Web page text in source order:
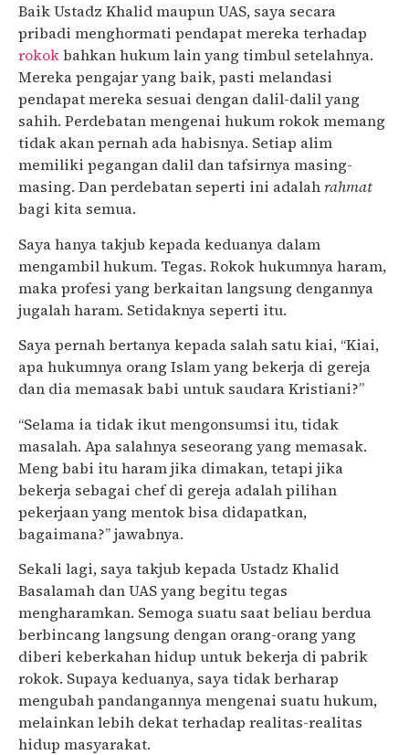
Baik Ustadz Khalid maupun UAS, saya secara
pribadi menghormati pendapat mereka terhadap
rokokbahkan hukum lain yang timbul setelahnya.
Mereka pengajar yang baik, pasti melandasi
pendapat mereka sesuai dengan dalil-dalil yang
sahih. Perdebatan mengenai hukum rokok memang
tidak akan pernah ada habisnya. Setiap alim
memiliki pegangan dalil dan tafsirnya masing-
masing. Dan perdebatan seperti ini adalahrahmat
bagi kita semua.
Saya hanya takjub kepada keduanya dalam
mengambil hukum. Tegas. Rokok hukumnya haram,
maka profesi yang berkaitan langsung dengannya
jugalah haram. Setidaknya seperti itu.
Saya pernah bertanya kepada salah satu kiai, “Kiai,
apa hukumnya orang Islam yang bekerja di gereja
dan dia memasak babi untuk saudara Kristiani?”
“Selama ia tidak ikut mengonsumsi itu, tidak
masalah. Apa salahnya seseorang yang memasak.
Meng babi itu haram jika dimakan, tetapi jika
bekerja sebagai chef di gereja adalah pilihan
pekerjaan yang mentok bisa didapatkan,
bagaimana?” jawabnya.
Sekali lagi, saya takjub kepada Ustadz Khalid
Basalamah dan UAS yang begitu tegas
mengharamkan. Semoga suatu saat beliau berdua
berbincang langsung dengan orang-orang yang
diberi keberkahan hidup untuk bekerja di pabrik
rokok. Supaya keduanya, saya tidak berharap
mengubah pandangannya mengenai suatu hukum,
melainkan lebih dekat terhadap realitas-realitas
hidup masyarakat.